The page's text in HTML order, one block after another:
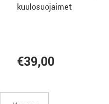
kuulosuojaimet
€39,00